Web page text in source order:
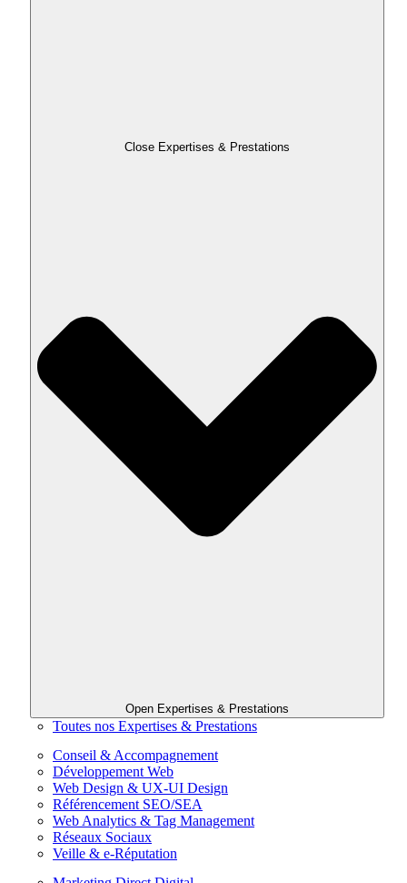
Close Expertises & Prestations
Open Expertises & Prestations
Toutes nos Expertises & Prestations
Conseil & Accompagnement
Développement Web
Web Design & UX-UI Design
Référencement SEO/SEA
Web Analytics & Tag Management
Réseaux Sociaux
Veille & e-Réputation